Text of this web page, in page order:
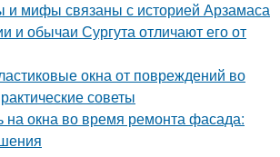
и мифы связаны с историей Арзамаса
и обычаи Сургута отличают его от
окна от повреждений во
советы
на окна во время ремонта фасада: